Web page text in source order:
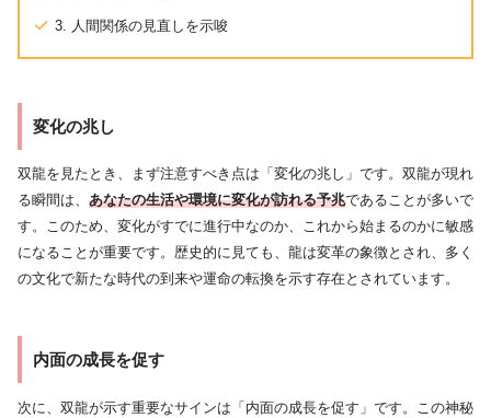
3. 人間関係の見直しを示唆
変化の兆し
双龍を見たとき、まず注意すべき点は「変化の兆し」です。双龍が現れ
る瞬間は、 あなたの生活や環境に変化が訪れる予兆であることが多いで
す。このため、変化がすでに進行中なのか、これから始まるのかに敏感
になることが重要です。歴史的に見ても、龍は変革の象徴とされ、多く
の文化で新たな時代の到来や運命の転換を示す存在とされています。
内面の成長を促す
次に、双龍が示す重要なサインは「内面の成長を促す」です。この神秘